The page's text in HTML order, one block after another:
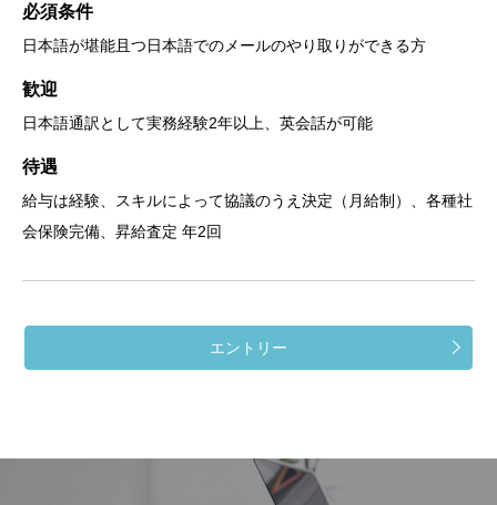
必須条件
日本語が堪能且つ日本語でのメールのやり取りができる方
歓迎
日本語通訳として実務経験2年以上、英会話が可能
待遇
給与は経験、スキルによって協議のうえ決定（月給制）、各種社
会保険完備、昇給査定 年2回
エントリー